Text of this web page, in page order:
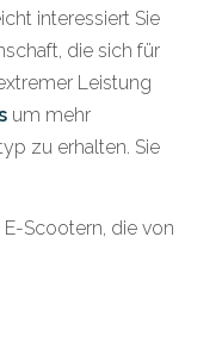
interessiert Sie
die sich für
Leistung
um mehr
zu erhalten. Sie
Scootern, die von